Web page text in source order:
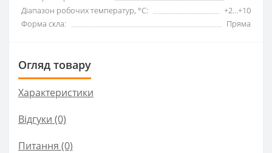
Діапазон робочих температур, °C:
+2...+10
Форма скла:
Пряма
Огляд товару
Характеристики
Відгуки (0)
Питання (0)